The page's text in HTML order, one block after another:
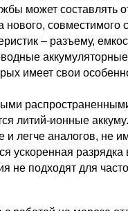
может составлять
нового,
– разъему,
имеет свои
литий-ионные
и легче аналогов, не
ускоренная
не подходят для